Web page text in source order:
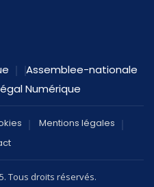
Assemblee-nationale
Numérique
Mentions légales
Tous droits réservés.